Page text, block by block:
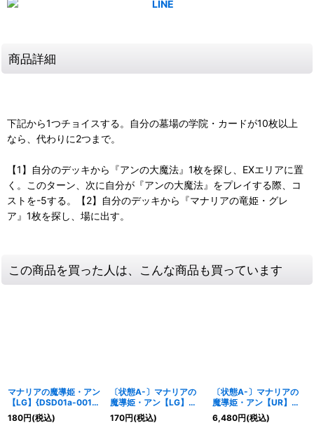
商品詳細
下記から1つチョイスする。自分の墓場の学院・カードが10枚以上
なら、代わりに2つまで。
【1】自分のデッキから『アンの大魔法』1枚を探し、EXエリアに置
く。このターン、次に自分が『アンの大魔法』をプレイする際、コ
ストを-5する。【2】自分のデッキから『マナリアの竜姫・グレ
ア』1枚を探し、場に出す。
この商品を買った人は、こんな商品も買っています
マナリアの魔導姫・アン
【LG】{DSD01a-001}
《ウィッチ》
180円(税込)
〔状態A-〕マナリアの
魔導姫・アン【LG】
{DSD01a-001}《ウィッ
チ》
170円(税込)
〔状態A-〕マナリアの
魔導姫・アン【UR】
{DSD01a-U01}《ウィッ
チ》
6,480円(税込)